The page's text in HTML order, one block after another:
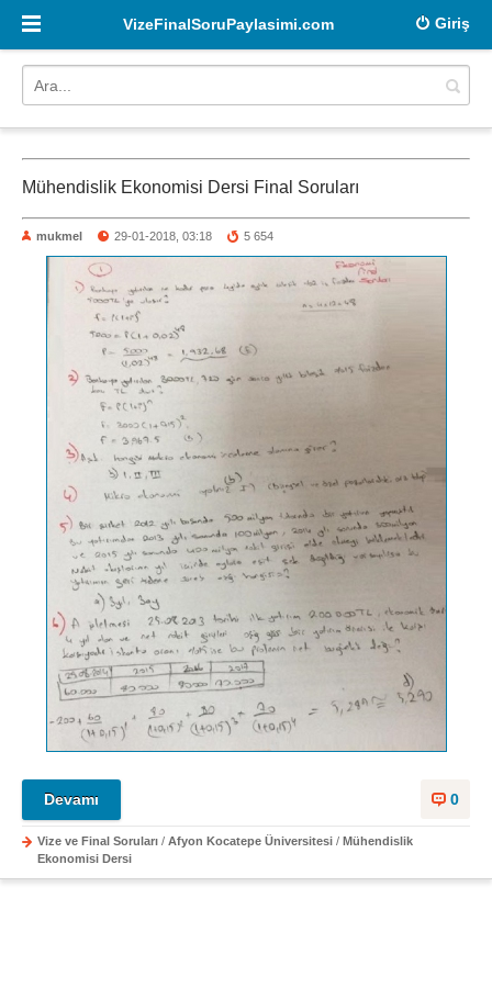
Giriş
VizeFinalSoruPaylasimi.com
Mühendislik Ekonomisi Dersi Final Soruları
mukmel 29-01-2018, 03:18 5 654
0
Devamı
Vize ve Final Soruları / Afyon Kocatepe Üniversitesi / Mühendislik
Ekonomisi Dersi